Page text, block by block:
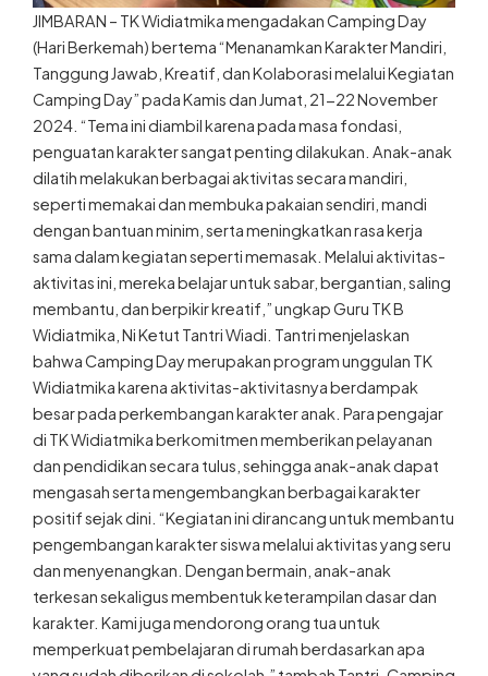
JIMBARAN – TK Widiatmika mengadakan Camping Day
(Hari Berkemah) bertema “Menanamkan Karakter Mandiri,
Tanggung Jawab, Kreatif, dan Kolaborasi melalui Kegiatan
Camping Day” pada Kamis dan Jumat, 21-22 November
2024. “Tema ini diambil karena pada masa fondasi,
penguatan karakter sangat penting dilakukan. Anak-anak
dilatih melakukan berbagai aktivitas secara mandiri,
seperti memakai dan membuka pakaian sendiri, mandi
dengan bantuan minim, serta meningkatkan rasa kerja
sama dalam kegiatan seperti memasak. Melalui aktivitas-
aktivitas ini, mereka belajar untuk sabar, bergantian, saling
membantu, dan berpikir kreatif,” ungkap Guru TK B
Widiatmika, Ni Ketut Tantri Wiadi. Tantri menjelaskan
bahwa Camping Day merupakan program unggulan TK
Widiatmika karena aktivitas-aktivitasnya berdampak
besar pada perkembangan karakter anak. Para pengajar
di TK Widiatmika berkomitmen memberikan pelayanan
dan pendidikan secara tulus, sehingga anak-anak dapat
mengasah serta mengembangkan berbagai karakter
positif sejak dini. “Kegiatan ini dirancang untuk membantu
pengembangan karakter siswa melalui aktivitas yang seru
dan menyenangkan. Dengan bermain, anak-anak
terkesan sekaligus membentuk keterampilan dasar dan
karakter. Kami juga mendorong orang tua untuk
memperkuat pembelajaran di rumah berdasarkan apa